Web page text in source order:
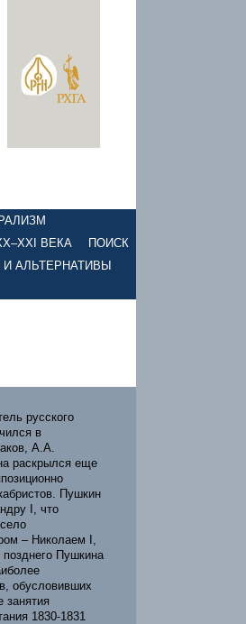
ВЕКА
ПОИСК
АЛЬТЕРНАТИВЫ
русского
в
А.А.
раскрылся еще
Пушкин
I, что
– Николаем I,
Пушкина
обусловивших
занятия
1830-1831